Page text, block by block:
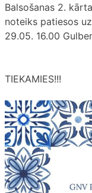
Balsošanas 2.
noteiks patiesos
29.05. 16.00
TIEKAMIES!!!